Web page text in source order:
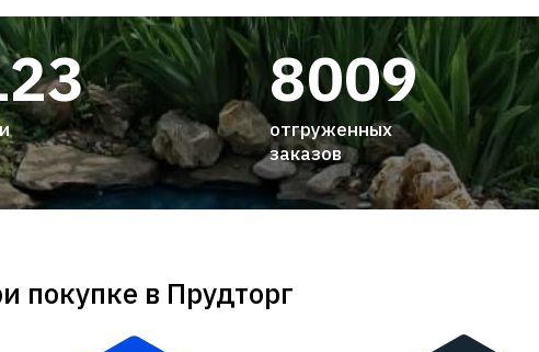
8009
отгруженных
заказов
покупке в Прудторг